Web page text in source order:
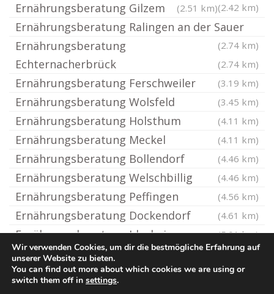
(2.42 km)
Ernährungsberatung Gilzem (2.51 km)
Ernährungsberatung Ralingen an der Sauer
(2.74 km)
Ernährungsberatung
Echternacherbrück
(2.74 km)
Ernährungsberatung Ferschweiler (3.19 km)
Ernährungsberatung Wolsfeld (3.45 km)
Ernährungsberatung Holsthum (4.11 km)
Ernährungsberatung Meckel (4.11 km)
Ernährungsberatung Bollendorf (4.46 km)
Ernährungsberatung Welschbillig (4.46 km)
Ernährungsberatung Peffingen (4.56 km)
Ernährungsberatung Dockendorf (4.61 km)
Ernährungsberatung Idesheim (5.01 km)
© Ernaehrungsberatung.rocks
Wir verwenden Cookies, um dir die bestmögliche Erfahrung auf
unserer Website zu bieten.
You can find out more about which cookies we are using or
switch them off in settings.